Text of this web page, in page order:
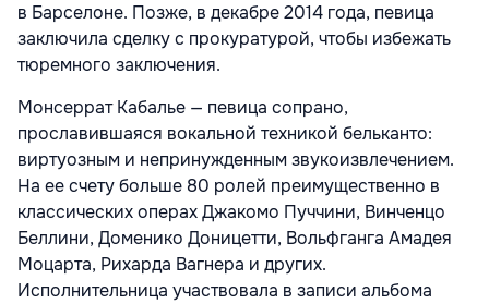
в Барселоне. Позже, в декабре 2014 года, певица
заключила сделку с прокуратурой, чтобы избежать
тюремного заключения.
Монсеррат Кабалье — певица сопрано,
прославившаяся вокальной техникой бельканто:
виртуозным и непринужденным звукоизвлечением.
На ее счету больше 80 ролей преимущественно в
классических операх Джакомо Пуччини, Винченцо
Беллини, Доменико Доницетти, Вольфганга Амадея
Моцарта, Рихарда Вагнера и других.
Исполнительница участвовала в записи альбома